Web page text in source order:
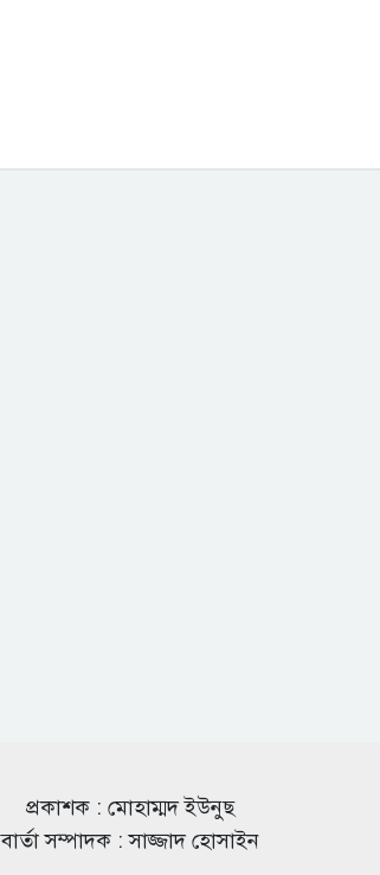
প্রকাশক : মোহাম্মদ ইউনুছ
বার্তা সম্পাদক : সাজ্জাদ হোসাইন